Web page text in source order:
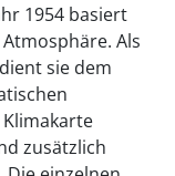
1954 basiert
Als
sie dem
zusätzlich